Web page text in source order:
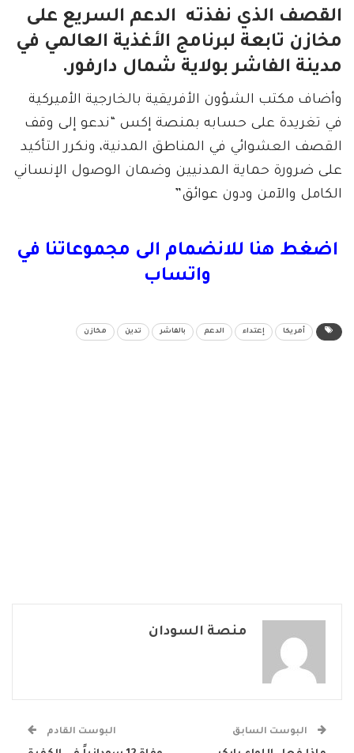
القصف الذي نفذته الدعم السريع على
مخازن تابعة لبرنامج الأغذية العالمي في
مدينة الفاشر بولاية شمال دارفور.
وأضاف مكتب الشؤون الأفريقية بالخارجية الأميركية
في تغريدة على حسابه بمنصة إكس “ندعو إلى وقف
القصف العشوائي في المناطق المدنية، ونكرر التأكيد
على ضرورة حماية المدنيين وضمان الوصول الإنساني
الكامل والآمن ودون عوائق”
اضغط هنا للانضمام الى مجموعاتنا في
واتساب
أمريكا إعتداء الدعم بالفاشر تدين مخازن
منصة السودان
البوست السابق البوست القادم